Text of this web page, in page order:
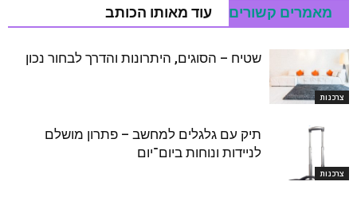
מאמרים קשורים עוד מאותו הכותב
צרכנות
שטיח – הסוגים, היתרונות והדרך לבחור נכון
צרכנות
תיק עם גלגלים למחשב – פתרון מושלם
לניידות ונוחות ביום־יום